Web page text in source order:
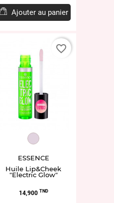
Ajouter au panier
EL939423
ESSENCE
Huile Lip&Cheek
"Electric Glow"
Prix
14,900 TND
favorite_border